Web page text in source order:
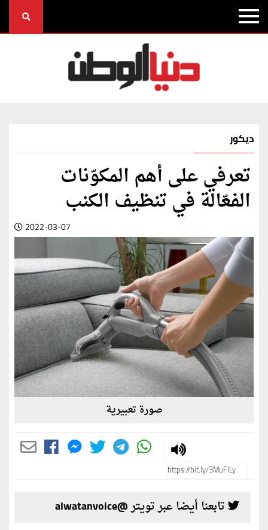
ديكور
تعرفي على أهم المكوّنات
الفعّالة في تنظيف الكنب
2022-03-07
صورة تعبيرية
تابعنا أيضا عبر تويتر @alwatanvoice